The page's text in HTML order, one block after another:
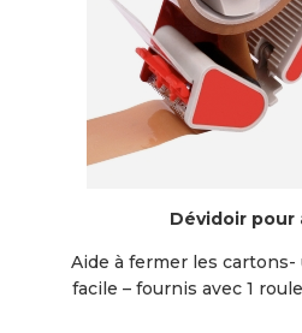
Dévidoir pour
Aide à fermer les
facile – fournis avec 1